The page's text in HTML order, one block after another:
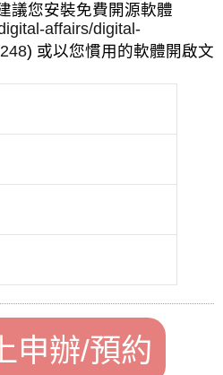
議您安裝免費開源軟體
affairs/digital-
) 或以您慣用的軟體開啟文
申辦/預約